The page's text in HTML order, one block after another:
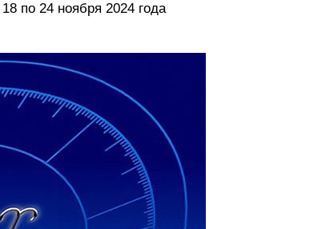
по 24 ноября 2024 года